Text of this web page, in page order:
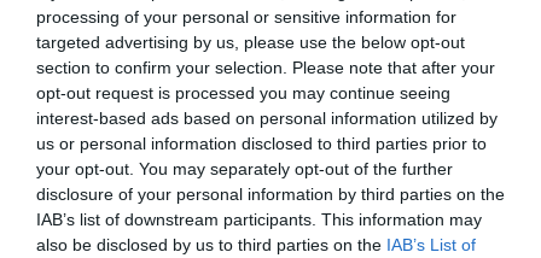
processing of your personal or sensitive information for
targeted advertising by us, please use the below opt-out
section to confirm your selection. Please note that after your
opt-out request is processed you may continue seeing
interest-based ads based on personal information utilized by
us or personal information disclosed to third parties prior to
your opt-out. You may separately opt-out of the further
disclosure of your personal information by third parties on the
IAB’s list of downstream participants. This information may
also be disclosed by us to third parties on the IAB’s List of
kiemelkedő kulturális esemény, hanem egy olyan
közösségi tér is, ahol találkozik hagyomány, innováció
és kreativitás. A Visa célja, hogy olyan
kezdeményezéseket támogasson, amelyek értéket
teremtenek és összekötik az embereket, a Völgy pedig
pontosan ilyen. Örömmel folytatjuk a közös munkát,
hogy idén még több élményt, még több lehetőséget és
még gördülékenyebb digitális fizetési megoldásokat